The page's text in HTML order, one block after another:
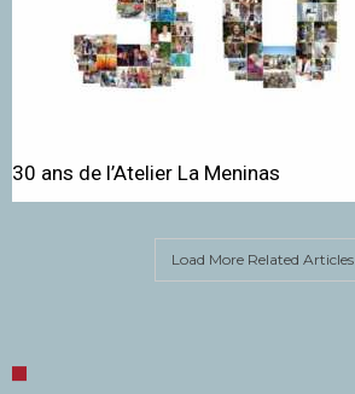
30 ans de l’Atelier La Meninas
Load More Related Articles